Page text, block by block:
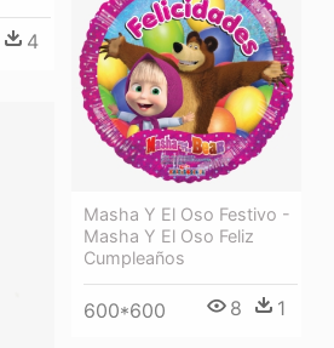
4
Masha Y El Oso Festivo -
Masha Y El Oso Feliz
Cumpleaños
600*600 8 1